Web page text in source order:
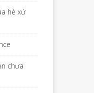
hè xứ
chưa